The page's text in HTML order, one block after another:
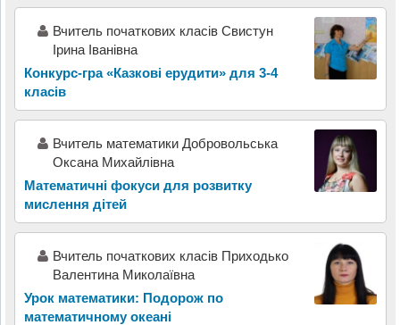
Вчитель початкових класів Свистун
Ірина Іванівна
Конкурс-гра «Казкові ерудити» для 3-4
класів
Вчитель математики Добровольська
Оксана Михайлівна
Математичні фокуси для розвитку
мислення дітей
Вчитель початкових класів Приходько
Валентина Миколаївна
Урок математики: Подорож по
математичному океані